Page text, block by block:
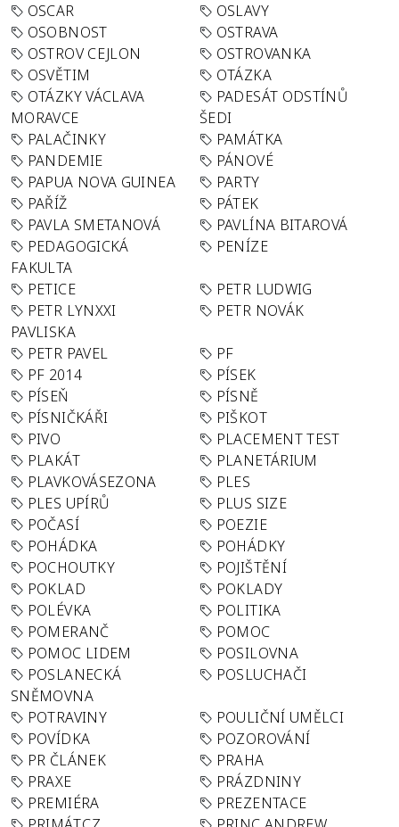
OSCAR
OSLAVY
OSOBNOST
OSTRAVA
OSTROV CEJLON
OSTROVANKA
OSVĚTIM
OTÁZKA
OTÁZKY VÁCLAVA
MORAVCE
PADESÁT ODSTÍNŮ
ŠEDI
PALAČINKY
PAMÁTKA
PANDEMIE
PÁNOVÉ
PAPUA NOVA GUINEA
PARTY
PAŘÍŽ
PÁTEK
PAVLA SMETANOVÁ
PAVLÍNA BITAROVÁ
PEDAGOGICKÁ
FAKULTA
PENÍZE
PETICE
PETR LUDWIG
PETR LYNXXI
PAVLISKA
PETR NOVÁK
PETR PAVEL
PF
PF 2014
PÍSEK
PÍSEŇ
PÍSNĚ
PÍSNIČKÁŘI
PIŠKOT
PIVO
PLACEMENT TEST
PLAKÁT
PLANETÁRIUM
PLAVKOVÁSEZONA
PLES
PLES UPÍRŮ
PLUS SIZE
POČASÍ
POEZIE
POHÁDKA
POHÁDKY
POCHOUTKY
POJIŠTĚNÍ
POKLAD
POKLADY
POLÉVKA
POLITIKA
POMERANČ
POMOC
POMOC LIDEM
POSILOVNA
POSLANECKÁ
SNĚMOVNA
POSLUCHAČI
POTRAVINY
POULIČNÍ UMĚLCI
POVÍDKA
POZOROVÁNÍ
PR ČLÁNEK
PRAHA
PRAXE
PRÁZDNINY
PREMIÉRA
PREZENTACE